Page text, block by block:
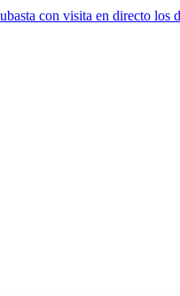
con visita en directo los